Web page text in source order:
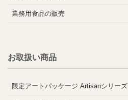
業務用食品の販売
お取扱い商品
限定アートパッケージ Artisanシリーズ